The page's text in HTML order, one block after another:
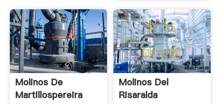
Molinos De
Martillospereira
Molinos Del
Risaralda